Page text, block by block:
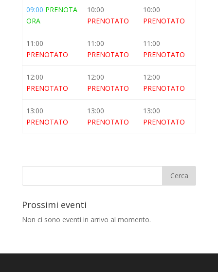
09:00 PRENOTA
ORA
10:00
PRENOTATO
10:00
PRENOTATO
11:00
PRENOTATO
11:00
PRENOTATO
11:00
PRENOTATO
12:00
PRENOTATO
12:00
PRENOTATO
12:00
PRENOTATO
13:00
PRENOTATO
13:00
PRENOTATO
13:00
PRENOTATO
Prossimi eventi
Non ci sono eventi in arrivo al momento.